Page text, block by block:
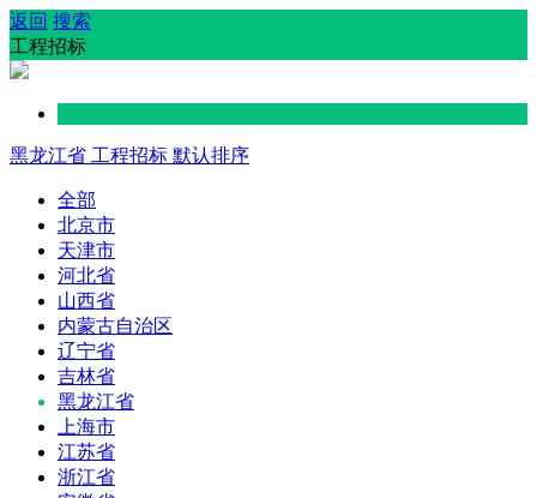
返回 搜索
工程招标
黑龙江省 工程招标 默认排序
全部
北京市
天津市
河北省
山西省
内蒙古自治区
辽宁省
吉林省
黑龙江省
上海市
江苏省
浙江省